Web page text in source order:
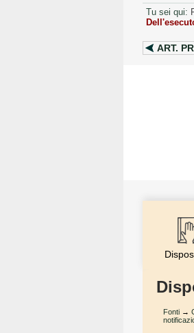
Tu sei qui:
ART.
Fonti →